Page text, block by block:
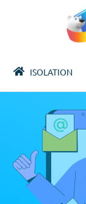
ISOLATION